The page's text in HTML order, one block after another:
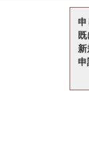
申
新
申